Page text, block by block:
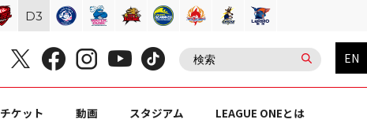
EN
チケット 動画 スタジアム LEAGUE ONEとは
D3